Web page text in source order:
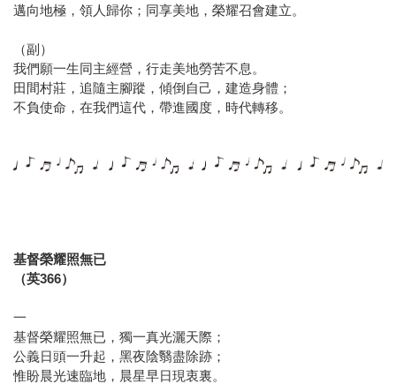
邁向地極，領人歸你；同享美地，榮耀召會建立。
（副）
我們願一生同主經營，行走美地勞苦不息。
田間村莊，追隨主腳蹤，傾倒自己，建造身體；
不負使命，在我們這代，帶進國度，時代轉移。
基督榮耀照無已
（英366）
一
基督榮耀照無已，獨一真光灑天際；
公義日頭一升起，黑夜陰翳盡除跡；
惟盼晨光速臨地，晨星早日現衷裏。